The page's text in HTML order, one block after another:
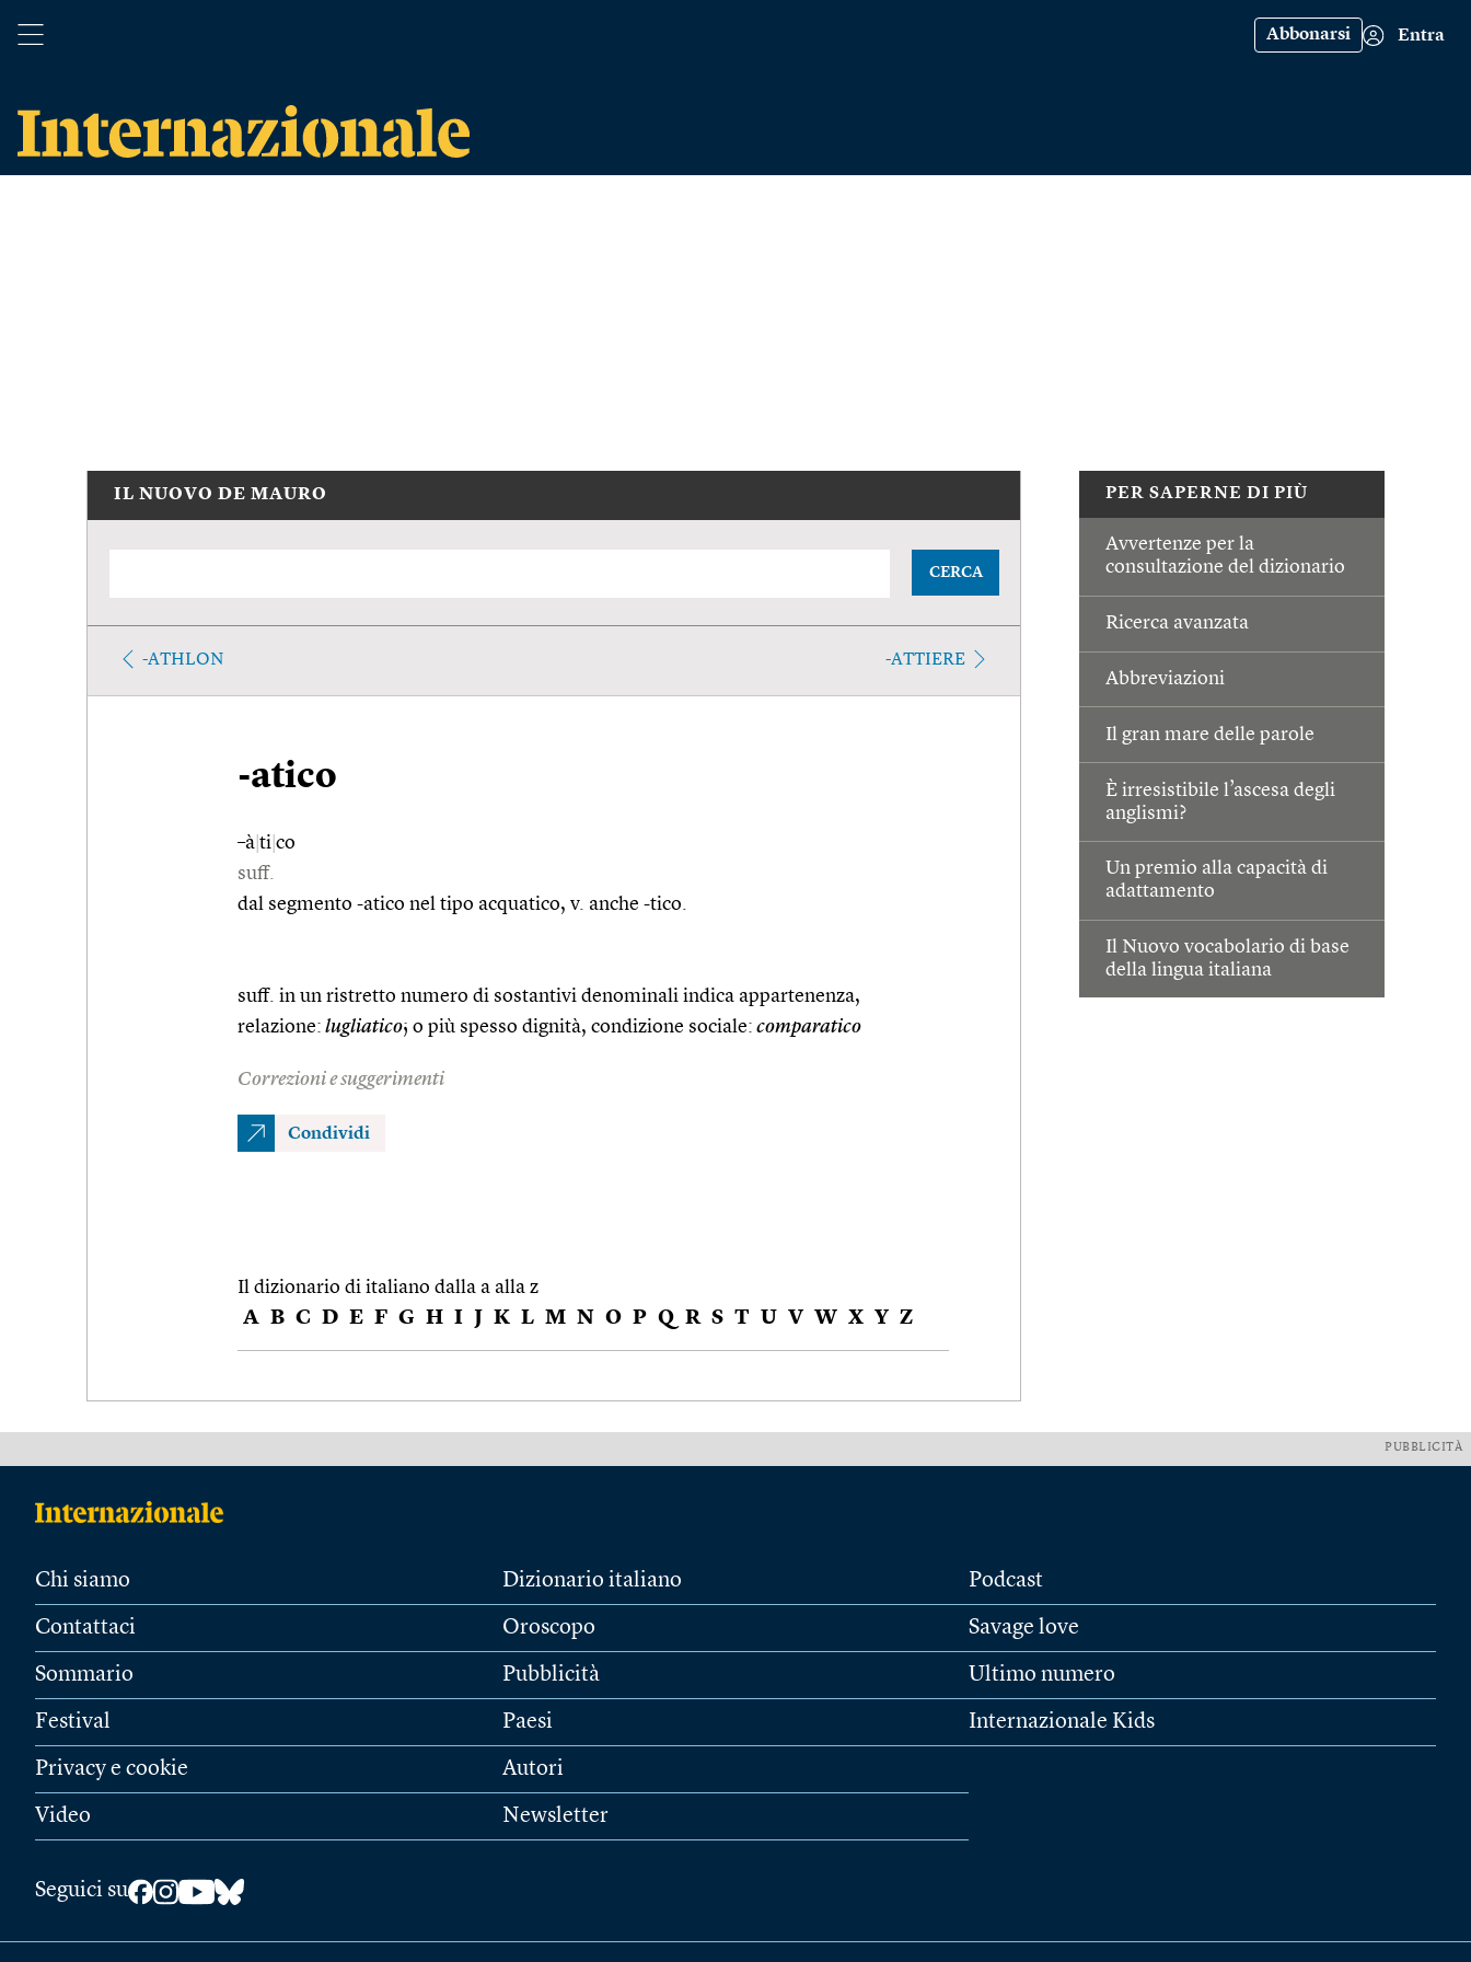
Abbonarsi Entra
PER SAPERNE DI PIÙ
Avvertenze per la
consultazione del dizionario
Ricerca avanzata
Abbreviazioni
Il gran mare delle parole
È irresistibile l’ascesa degli
anglismi?
Un premio alla capacità di
adattamento
Il Nuovo vocabolario di base
della lingua italiana
IL NUOVO DE MAURO
CERCA
-ATHLON -ATTIERE
-atico
–à ti co
suff.
dal segmento -atico nel tipo acquatico, v. anche -tico.
suff. in un ristretto numero di sostantivi denominali indica appartenenza,
relazione: lugliatico; o più spesso dignità, condizione sociale: comparatico
Correzioni e suggerimenti
Condividi
Il dizionario di italiano dalla a alla z
A B C D E F G H I J K L M N O P Q R S T U V W X Y Z
PUBBLICITÀ
Chi siamo
Contattaci
Sommario
Festival
Privacy e cookie
Video
Dizionario italiano
Oroscopo
Pubblicità
Paesi
Autori
Newsletter
Podcast
Savage love
Ultimo numero
Internazionale Kids
Seguici su